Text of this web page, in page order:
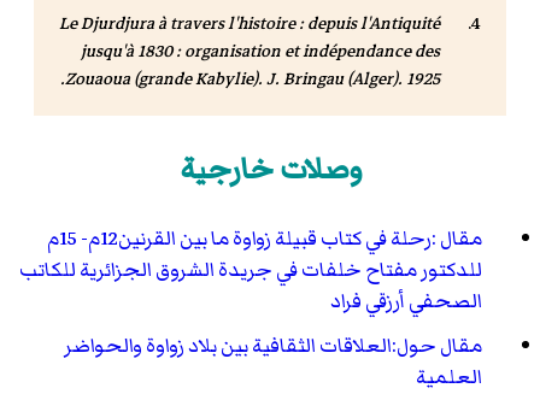
Le Djurdjura à travers l'histoire : depuis l'Antiquité
jusqu'à 1830 : organisation et indépendance des
Zouaoua (grande Kabylie). J. Bringau (Alger). 1925.
وصلات خارجية
مقال :رحلة في كتاب قبيلة زواوة ما بين القرنين12م- 15م
للدكتور مفتاح خلفات في جريدة الشروق الجزائرية للكاتب
الصحفي أرزقي فراد
مقال حول:العلاقات الثقافية بين بلاد زواوة والحواضر
العلمية